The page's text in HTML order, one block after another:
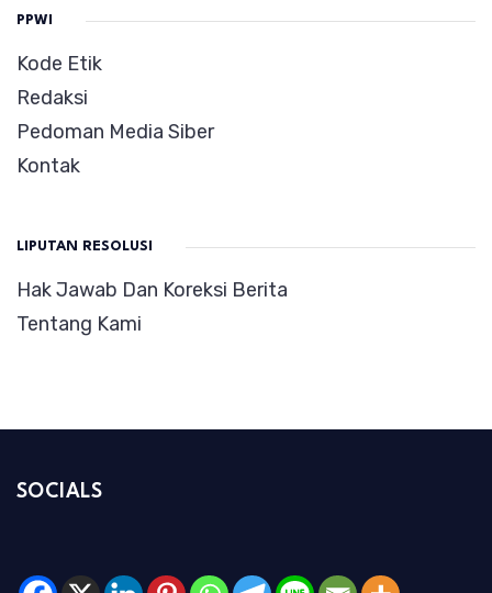
PPWI
Kode Etik
Redaksi
Pedoman Media Siber
Kontak
LIPUTAN RESOLUSI
Hak Jawab Dan Koreksi Berita
Tentang Kami
SOCIALS